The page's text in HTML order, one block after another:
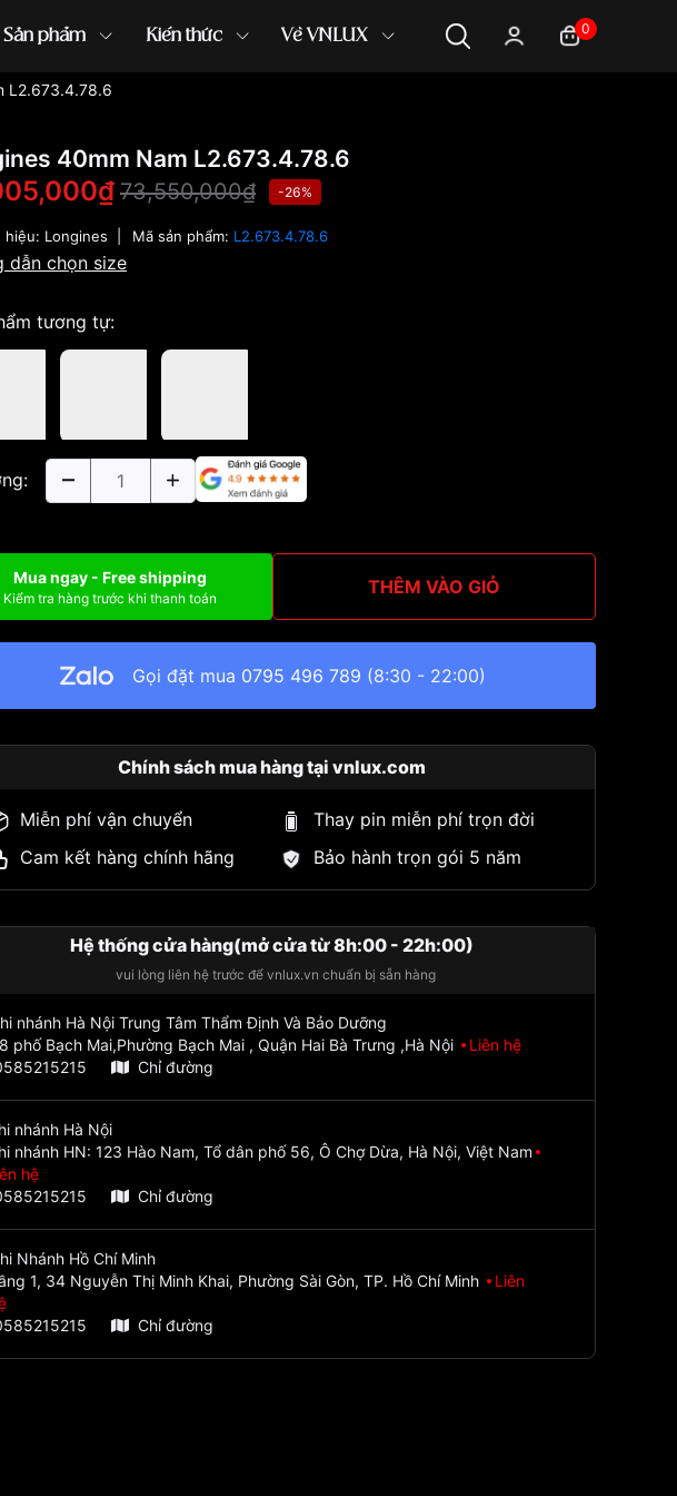
Sản phẩm Kiến thức Về VNLUX 0
L2.673.4.78.6
40mm Nam L2.673.4.78.6
73,550,000₫ -26%
hiệu: Longines Mã sản phẩm: L2.673.4.78.6
dẫn chọn size
tương tự:
Mua ngay - Free shipping
Kiểm tra hàng trước khi thanh toán THÊM VÀO GIỎ
Gọi đặt mua 0795 496 789 (8:30 - 22:00)
Chính sách mua hàng tại vnlux.com
Miễn phí vận chuyển
Thay pin miễn phí trọn đời
Cam kết hàng chính hãng
Bảo hành trọn gói 5 năm
Hệ thống cửa hàng(mở cửa từ 8h:00 - 22h:00)
vui lòng liên hệ trước để vnlux.vn chuẩn bị sẵn hàng
nhánh Hà Nội Trung Tâm Thẩm Định Và Bảo Dưỡng
phố Bạch Mai,Phường Bạch Mai , Quận Hai Bà Trưng ,Hà Nội
Liên hệ
Chỉ đường
nhánh Hà Nội
nhánh HN: 123 Hào Nam, Tổ dân phố 56, Ô Chợ Dừa, Hà Nội, Việt Nam
hệ
Chỉ đường
Nhánh Hồ Chí Minh
1, 34 Nguyễn Thị Minh Khai, Phường Sài Gòn, TP. Hồ Chí Minh
Liên
Chỉ đường